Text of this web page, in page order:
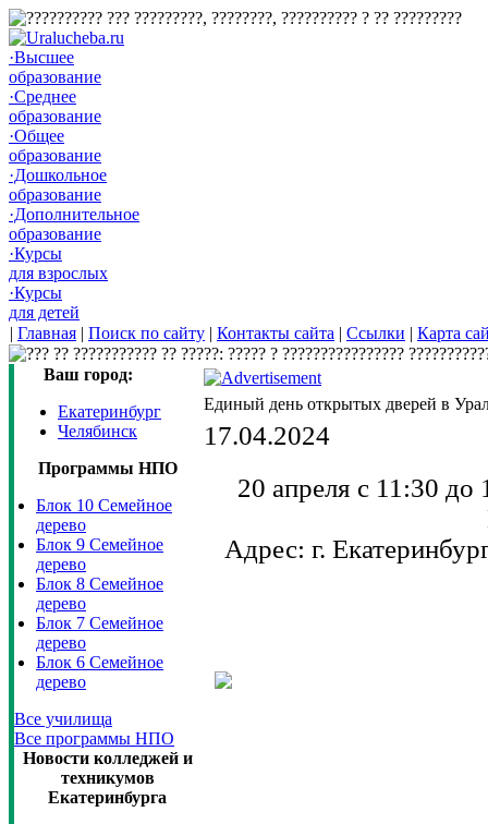
·Высшее
образование
·Среднее
образование
·Общее
образование
·Дошкольное
образование
·Дополнительное
образование
·Курсы
для взрослых
·Курсы
для детей
| Главная | Поиск по сайту | Контакты сайта | Ссылки | Карта
Ваш город:
Екатеринбург
Челябинск
Программы НПО
Блок 10 Семейное
дерево
Блок 9 Семейное
дерево
Блок 8 Семейное
дерево
Блок 7 Семейное
дерево
Блок 6 Семейное
дерево
Все училища
Все программы НПО
Новости колледжей и
техникумов
Екатеринбурга
Единый день открытых дверей в
17.04.2024
20 апреля с
Адрес: г.